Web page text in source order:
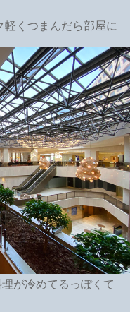
くつまんだら部屋に
が冷めてるっぽくて